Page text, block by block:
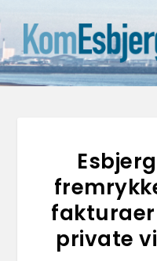
private